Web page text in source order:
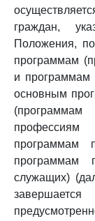
граждан,
Положения,
программам
и программам
основным
(программам
профессиям
программам
программам
служащих)